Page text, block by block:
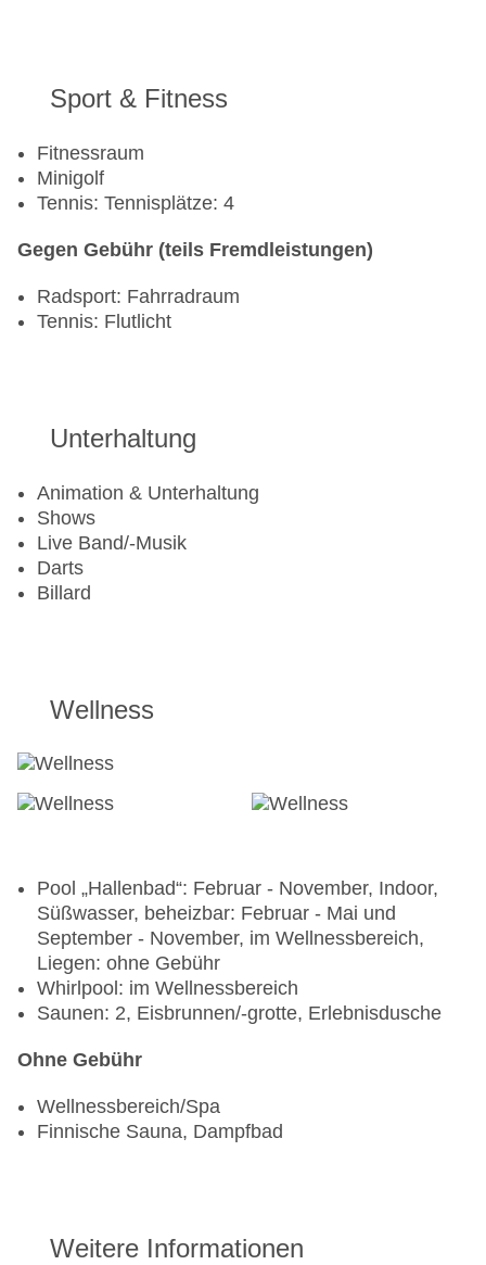
Sport & Fitness
Fitnessraum
Minigolf
Tennis: Tennisplätze: 4
Gegen Gebühr (teils Fremdleistungen)
Radsport: Fahrradraum
Tennis: Flutlicht
Unterhaltung
Animation & Unterhaltung
Shows
Live Band/-Musik
Darts
Billard
Wellness
Pool „Hallenbad“: Februar - November, Indoor,
Süßwasser, beheizbar: Februar - Mai und
September - November, im Wellnessbereich,
Liegen: ohne Gebühr
Whirlpool: im Wellnessbereich
Saunen: 2, Eisbrunnen/-grotte, Erlebnisdusche
Ohne Gebühr
Wellnessbereich/Spa
Finnische Sauna, Dampfbad
Weitere Informationen